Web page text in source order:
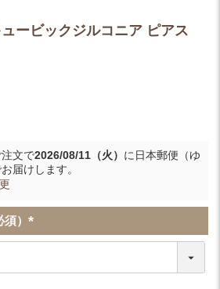
ービックジルコニア ピアス
注文で2026/08/11（火） に 日本郵便（ゆ
届けします。
）
(